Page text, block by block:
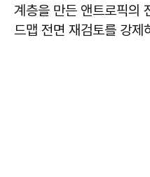
계층을 만든 앤트로픽의
드맵 전면 재검토를 강제